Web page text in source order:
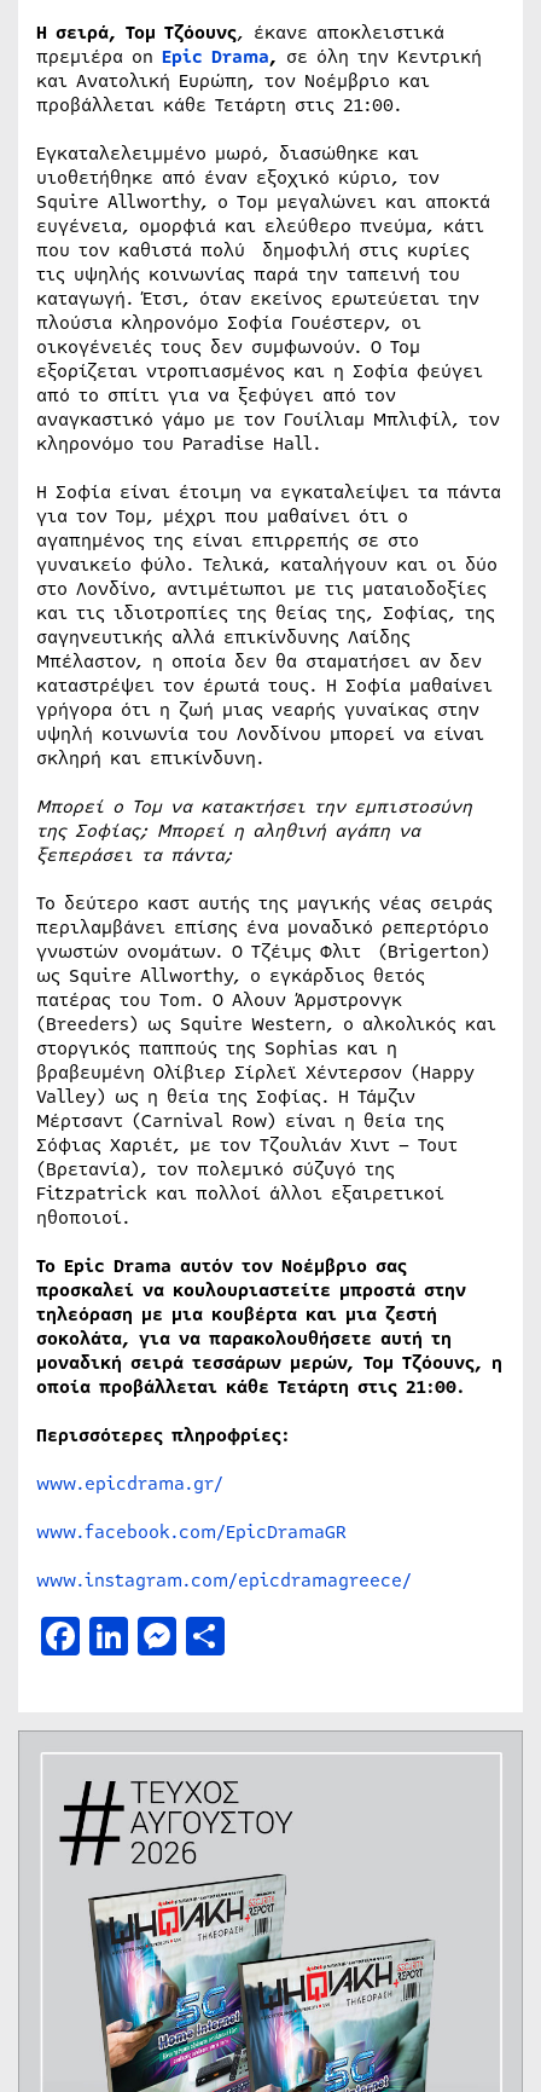
H σειρά, Τομ Τζόουνς, έκανε αποκλειστικά
πρεμιέρα on Epic Drama, σε όλη την Κεντρική
και Ανατολική Ευρώπη, τον Νοέμβριο και
προβάλλεται κάθε Τετάρτη στις 21:00.
Εγκαταλελειμμένο μωρό, διασώθηκε και
υιοθετήθηκε από έναν εξοχικό κύριο, τον
Squire Allworthy, ο Tομ μεγαλώνει και αποκτά
ευγένεια, ομορφιά και ελεύθερο πνεύμα, κάτι
που τον καθιστά πολύ δημοφιλή στις κυρίες
τις υψηλής κοινωνίας παρά την ταπεινή του
καταγωγή. Έτσι, όταν εκείνος ερωτεύεται την
πλούσια κληρονόμο Σοφία Γουέστερν, οι
οικογένειές τους δεν συμφωνούν. Ο Τομ
εξορίζεται ντροπιασμένος και η Σοφία φεύγει
από το σπίτι για να ξεφύγει από τον
αναγκαστικό γάμο με τον Γουίλιαμ Μπλιφίλ, τον
κληρονόμο του Paradise Hall.
Η Σοφία είναι έτοιμη να εγκαταλείψει τα πάντα
για τον Τομ, μέχρι που μαθαίνει ότι ο
αγαπημένος της είναι επιρρεπής σε στο
γυναικείο φύλο. Τελικά, καταλήγουν και οι δύο
στο Λονδίνο, αντιμέτωποι με τις ματαιοδοξίες
και τις ιδιοτροπίες της θείας της, Σοφίας, της
σαγηνευτικής αλλά επικίνδυνης Λαίδης
Μπέλαστον, η οποία δεν θα σταματήσει αν δεν
καταστρέψει τον έρωτά τους. Η Σοφία μαθαίνει
γρήγορα ότι η ζωή μιας νεαρής γυναίκας στην
υψηλή κοινωνία του Λονδίνου μπορεί να είναι
σκληρή και επικίνδυνη.
Μπορεί ο Τομ να κατακτήσει την εμπιστοσύνη
της Σοφίας; Μπορεί η αληθινή αγάπη να
ξεπεράσει τα πάντα;
Το δεύτερο καστ αυτής της μαγικής νέας σειράς
περιλαμβάνει επίσης ένα μοναδικό ρεπερτόριο
γνωστών ονομάτων. Ο Τζέιμς Φλιτ (Brigerton)
ως Squire Allworthy, ο εγκάρδιος θετός
πατέρας του Tom. Ο Αλουν Άρμστρονγκ
(Breeders) ως Squire Western, ο αλκολικός και
στοργικός παππούς της Sophias και η
βραβευμένη Ολίβιερ Σίρλεϊ Χέντερσον (Happy
Valley) ως η θεία της Σοφίας. Η Τάμζιν
Μέρτσαντ (Carnival Row) είναι η θεία της
Σόφιας Χαριέτ, με τον Τζουλιάν Χιντ – Τουτ
(Βρετανία), τον πολεμικό σύζυγό της
Fitzpatrick και πολλοί άλλοι εξαιρετικοί
ηθοποιοί.
Το Epic Drama αυτόν τον Νοέμβριο σας
προσκαλεί να κουλουριαστείτε μπροστά στην
τηλεόραση με μια κουβέρτα και μια ζεστή
σοκολάτα, για να παρακολουθήσετε αυτή τη
μοναδική σειρά τεσσάρων μερών, Τομ Τζόουνς, η
οποία προβάλλεται κάθε Τετάρτη στις 21:00.
Περισσότερες πληροφρίες:
www.epicdrama.gr/
www.facebook.com/EpicDramaGR
www.instagram.com/epicdramagreece/
Facebook
LinkedIn
Messenger